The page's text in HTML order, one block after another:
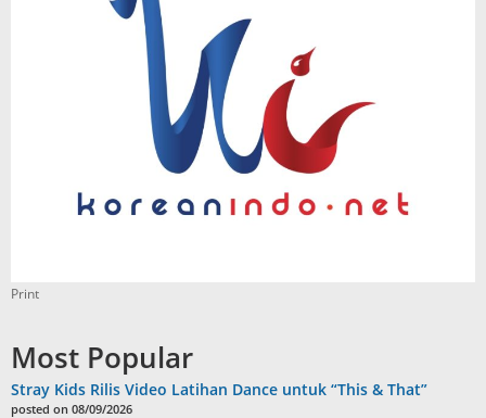
Print
Most Popular
Stray Kids Rilis Video Latihan Dance untuk “This & That”
posted on 08/09/2026